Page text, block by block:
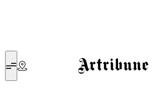
Artribune